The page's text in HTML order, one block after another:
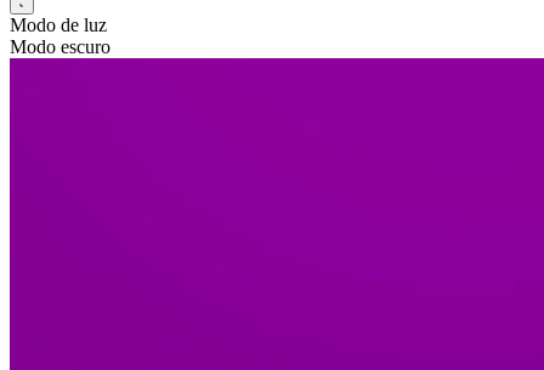
Modo de luz
Modo escuro